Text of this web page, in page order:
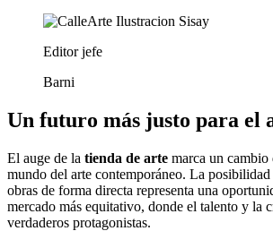
Editor jefe
Barni
Un futuro más justo para el
El auge de la tienda de arte marca un cambio
mundo del arte contemporáneo. La
obras de forma directa representa una
mercado más equitativo, donde el talento y la
verdaderos protagonistas.